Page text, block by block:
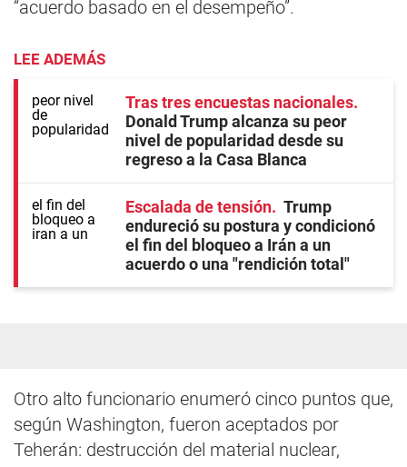
“acuerdo basado en el desempeño”.
LEE ADEMÁS
Tras tres encuestas nacionales
Donald Trump alcanza su peor
nivel de popularidad desde su
regreso a la Casa Blanca
Escalada de tensión
Trump
endureció su postura y condicionó
el fin del bloqueo a Irán a un
acuerdo o una "rendición total"
Otro alto funcionario enumeró cinco puntos que,
según Washington, fueron aceptados por
Teherán: destrucción del material nuclear,